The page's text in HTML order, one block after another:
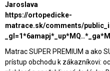
Jaroslava
https://ortopedicke-
matrace.sk/comments/
Matrac SUPER PREMIUM a ako
prístup obchodu k zákazníkovi: